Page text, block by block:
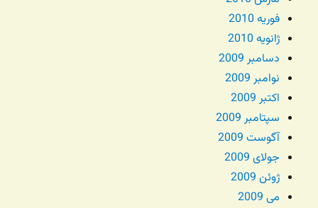
فوریه 2010
ژانویه 2010
دسامبر 2009
نوامبر 2009
اکتبر 2009
سپتامبر 2009
آگوست 2009
جولای 2009
ژوئن 2009
می 2009